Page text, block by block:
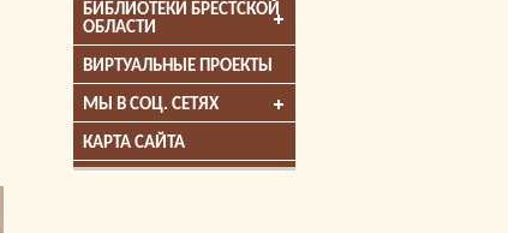
БИБЛИОТЕКИ БРЕСТСКОЙ
ОБЛАСТИ
ВИРТУАЛЬНЫЕ ПРОЕКТЫ
МЫ В СОЦ. СЕТЯХ
КАРТА САЙТА